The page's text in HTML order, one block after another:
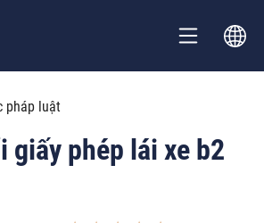
pháp luật
giấy phép lái xe b2